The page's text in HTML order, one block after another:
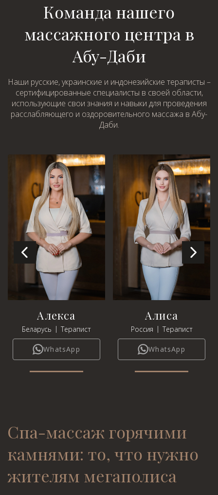
Команда нашего
массажного центра в
Абу-Даби
Наши русские, украинские и индонезийские тераписты –
сертифицированные специалисты в своей области,
использующие свои знания и навыки для проведения
расслабляющего и оздоровительного массажа в Абу-
Даби.
Алекса
Беларусь | Терапист
WhatsApp
Алиса
Россия | Терапист
WhatsApp
Спа-массаж горячими
камнями: то, что нужно
жителям мегаполиса